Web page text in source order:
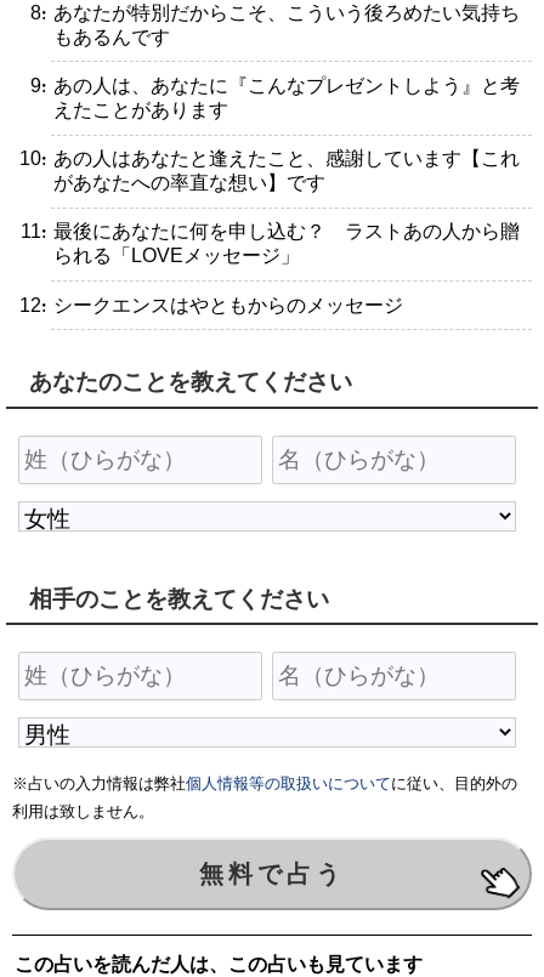
・あなたが特別だからこそ、こういう後ろめたい気持ち
もあるんです
・あの人は、あなたに『こんなプレゼントしよう』と考
えたことがあります
・あの人はあなたと逢えたこと、感謝しています【これ
があなたへの率直な想い】です
・最後にあなたに何を申し込む？ ラストあの人から贈
られる「LOVEメッセージ」
・シークエンスはやともからのメッセージ
あなたのことを教えてください
相手のことを教えてください
※占いの入力情報は弊社個人情報等の取扱いについてに従い、目的外の
利用は致しません。
この占いを読んだ人は、この占いも見ています